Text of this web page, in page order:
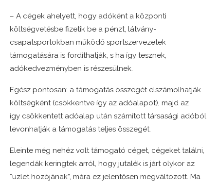
– A cégek ahelyett, hogy adóként a központi
költségvetésbe fizetik be a pénzt, látvány-
csapatsportokban működő sportszervezetek
támogatására is fordíthatják, s ha így tesznek,
adókedvezményben is részesülnek.
Egész pontosan: a támogatás összegét elszámolhatják
költségként (csökkentve így az adóalapot), majd az
így csökkentett adóalap után számított társasági adóból
levonhatják a támogatás teljes összegét.
Eleinte még nehéz volt támogató céget, cégeket találni,
legendák keringtek arról, hogy jutalék is járt olykor az
“üzlet hozójának”, mára ez jelentősen megváltozott. Ma